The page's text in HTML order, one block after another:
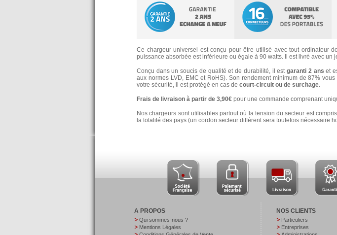
Ce chargeur universel est conçu pour être utilisé avec tout ordinateur
puissance absorbée est inférieure ou égale à 90 watts. Il est livré avec un
Conçu dans un soucis de qualité et de durabilité, il estgaranti 2 ans et
aux normes LVD, EMC et RoHS). Son rendement minimum de 87% vous
votre sécurité, il est protégé en cas de court-circuit ou de surchage.
Frais de livraison à partir de 3,90€ pour une commande comprenant
Nos chargeurs sont utilisables partout où la tension du secteur est
la totalité des pays (un cordon secteur différent sera toutefois nécessaire
A PROPOS
Qui sommes-nous ?
Mentions Légales
NOS CLIENTS
Particuliers
Entreprises